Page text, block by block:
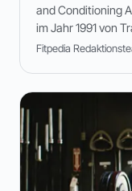
and Conditioning
im Jahr 1991 von
Fitpedia